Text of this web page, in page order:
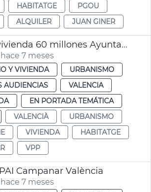
HABITATGE
PGOU
ALQUILER JUAN GINER
Inversión vivienda 60 millones Ayuntamiento València
7 meses
Y VIVIENDA
URBANISMO
AUDIENCIAS
VALENCIA
EN PORTADA TEMÁTICA
VALENCIÀ
URBANISMO
VIVIENDA
HABITATGE
VPP
Campanar València
7 meses